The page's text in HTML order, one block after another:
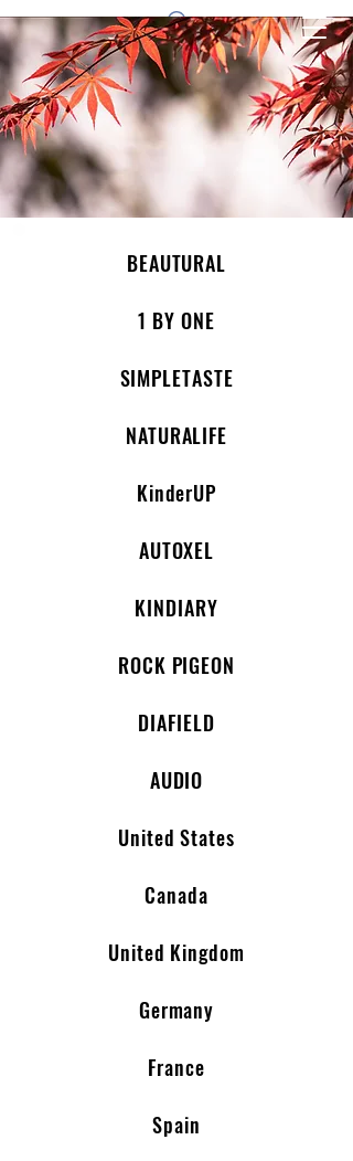
1 by one bros
BEAUTURAL
1 BY ONE
SIMPLETASTE
NATURALIFE
KinderUP
AUTOXEL
KINDIARY
ROCK PIGEON
DIAFIELD
AUDIO
United States
Canada
United Kingdom
Germany
France
Spain